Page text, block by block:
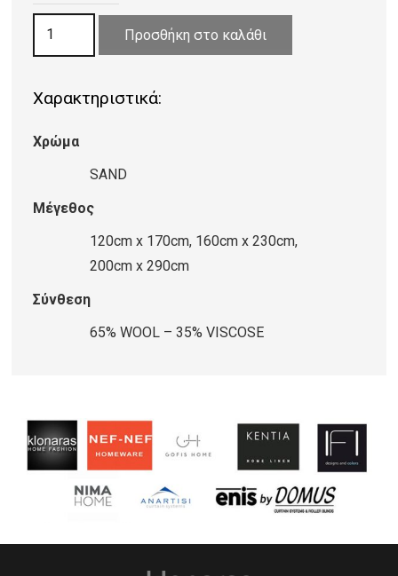
889,00 €
ΧΑΛΙ
ASCOT
ποσότητα
Προσθήκη στο καλάθι
Χαρακτηριστικά:
Χρώμα
SAND
Μέγεθος
120cm x 170cm, 160cm x 230cm,
200cm x 290cm
Σύνθεση
65% WOOL – 35% VISCOSE